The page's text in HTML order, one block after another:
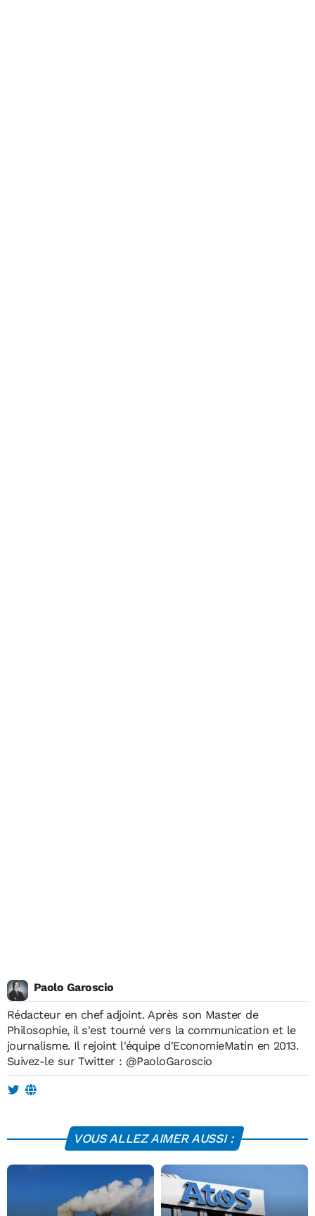
Paolo Garoscio
Rédacteur en chef adjoint. Après son Master de
Philosophie, il s'est tourné vers la communication et le
journalisme. Il rejoint l'équipe d'EconomieMatin en 2013.
Suivez-le sur Twitter : @PaoloGaroscio
VOUS ALLEZ AIMER AUSSI :